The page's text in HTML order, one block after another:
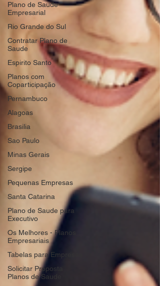
Plano de Saude
Empresarial
Rio Grande do Sul
Contratar Plano de
Saude
Espirito Santo
Planos com
Coparticipação
Pernambuco
Alagoas
Brasilia
Sao Paulo
Minas Gerais
Sergipe
Pequenas Empresas
Santa Catarina
Plano de Saude para
Executivo
Os Melhores - Planos
Empresariais
Tabelas para Empresas
Solicitar Proposta
Planos de Saude